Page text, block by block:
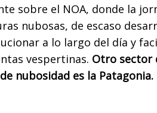
sobre el NOA, donde la
nubosas, de escaso
a lo largo del día y
vespertinas. Otro sector
nubosidad es la Patagonia.